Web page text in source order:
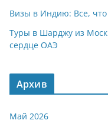
Визы в Индию: Все,
Туры в Шарджу из
сердце ОАЭ
Архив
Май 2026